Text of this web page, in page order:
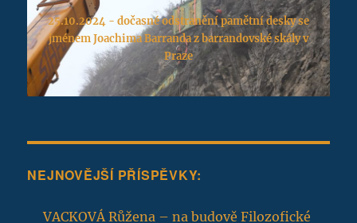
25.10.2024 - dočasné odstranění pamětní desky se
jménem Joachima Barranda z barrandovské skály v
Praze
NEJNOVĚJŠÍ PŘÍSPĚVKY:
VACKOVÁ Růžena – na budově Filozofické